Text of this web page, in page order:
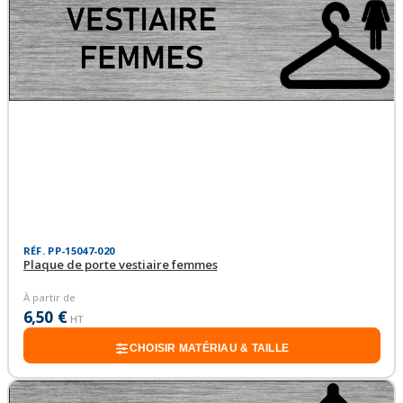
RÉF. PP-15047-020
Plaque de porte vestiaire femmes
À partir de
6,50 € HT
CHOISIR MATÉRIAU & TAILLE